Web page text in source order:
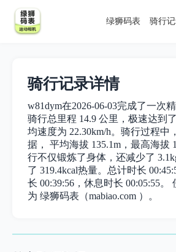
骑行
绿狮码表
骑行记录详情
w81dym在2026-06-03完成了一次
骑行总里程 14.9 公里，极速达到
均速度为 22.30km/h。骑行过程中
据， 平均海拔 135.1m，最高海拔
行不仅锻炼了身体，还减少了
了 319.4kcal热量。总计时长
长 00:39:56，休息时长 00:05:55。
为 绿狮码表（mabiao.com ）。